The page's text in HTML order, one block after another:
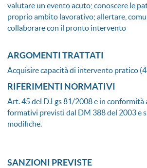
valutare un evento acuto; conoscere le
proprio ambito lavorativo; allertare,
collaborare con il pronto intervento
ARGOMENTI TRATTATI
Acquisire capacità di intervento pratico
RIFERIMENTI NORMATIVI
Art. 45 del D.Lgs 81/2008 e in conformità
formativi previsti dal DM 388 del 2003 e
modifiche.
SANZIONI PREVISTE